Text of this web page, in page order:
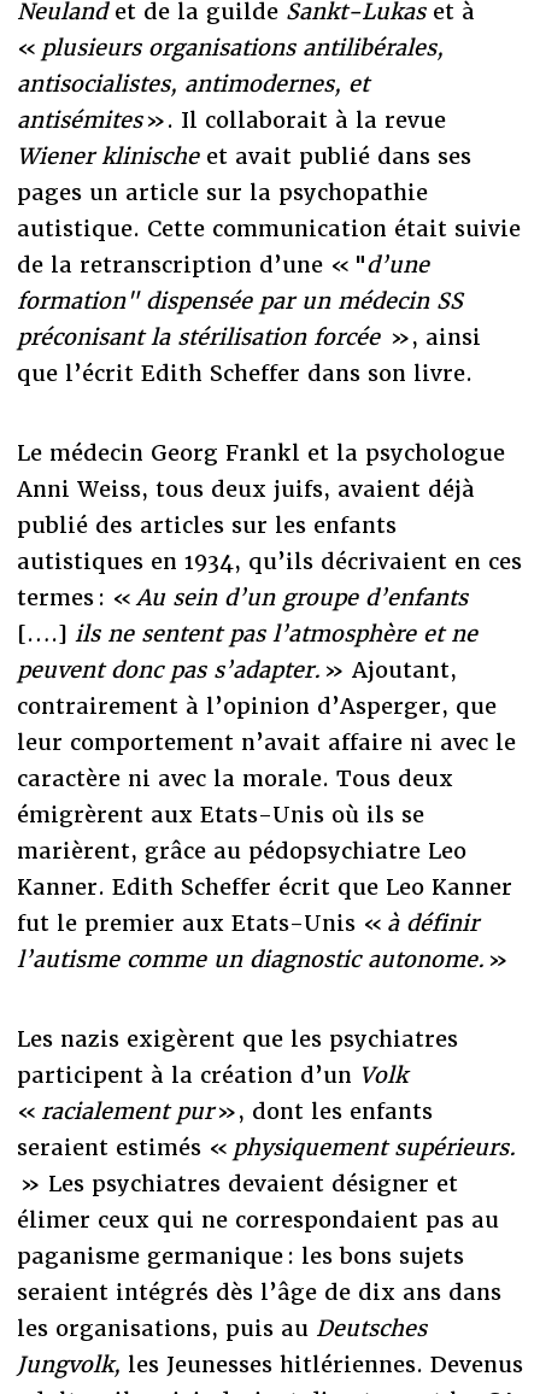
Neuland et de la guilde Sankt-Lukaset à
« plusieurs organisations antilibérales,
antisocialistes, antimodernes, et
antisémites». Il collaborait à la revue
Wiener klinische et avait publié dans ses
pages un article sur la psychopathie
autistique. Cette communication était suivie
de la retranscription d’une « "d’une
formation" dispensée par un médecin SS
préconisant la stérilisation forcée », ainsi
que l’écrit Edith Scheffer dans son livre.
Le médecin Georg Frankl et la psychologue
Anni Weiss, tous deux juifs, avaient déjà
publié des articles sur les enfants
autistiques en 1934, qu’ils décrivaient en ces
termes : «Au sein d’un groupe d’enfants
[….] ils ne sentent pas l’atmosphère et ne
peuvent donc pas s’adapter. » Ajoutant,
contrairement à l’opinion d’Asperger, que
leur comportement n’avait affaire ni avec le
caractère ni avec la morale. Tous deux
émigrèrent aux Etats-Unis où ils se
marièrent, grâce au pédopsychiatre Leo
Kanner. Edith Scheffer écrit que Leo Kanner
fut le premier aux Etats-Unis « à définir
l’autisme comme un diagnostic autonome. »
Les nazis exigèrent que les psychiatres
participent à la création d’un Volk
« racialement pur», dont les enfants
seraient estimés « physiquement supérieurs.
» Les psychiatres devaient désigner et
élimer ceux qui ne correspondaient pas au
paganisme germanique : les bons sujets
seraient intégrés dès l’âge de dix ans dans
les organisations, puis au Deutsches
Jungvolk, les Jeunesses hitlériennes. Devenus